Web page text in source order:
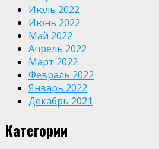
Июль 2022
Июнь 2022
Май 2022
Апрель 2022
Март 2022
Февраль 2022
Январь 2022
Декабрь 2021
Категории